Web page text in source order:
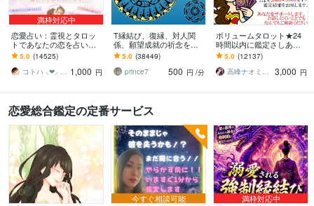
満枠対応中
恋愛占い：霊視とタロッ
トであなたの恋を占いま
す 復縁・片想い・複雑
愛・夫婦問題…お悩みに
優しく寄り添います♡
5.0 (14525)
コトハ ⸜❤︎⸝ 新サービス提供開始✨️ 1,000 円
T縁結び、復縁、対人関
係、願望成就の祈念を承
ります 対象者の思いと状
況、対象者との対話、祈
念
5.0 (38449)
prince7
500 円 /分
ボリュームタロット★24
時間以内に鑑定さしあげ
ます 3000文字以上の鑑定
★希望者のみ一部カード
開示サービスあり
5.0 (12137)
高峰ナオミ タロット占い師
3,000 円
恋愛総合鑑定の定番サービス
今すぐ相談可能
満枠対応中